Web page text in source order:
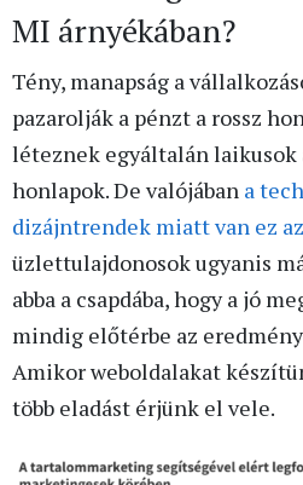
MI árnyékában?
Tény, manapság a
pazarolják a pénzt a rossz
léteznek egyáltalán
honlapok. De valójában a
dizájntrendek miatt van ez
üzlettulajdonosok ugyanis
abba a csapdába, hogy a jó
mindig előtérbe az
Amikor weboldalakat
több eladást érjünk el vele.